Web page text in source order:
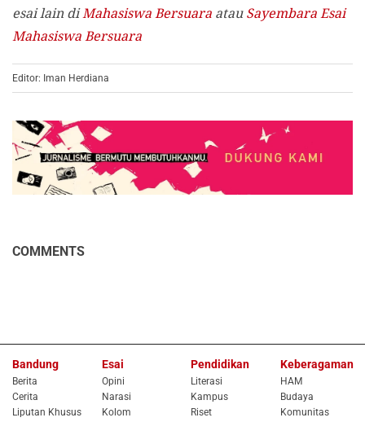
esai lain diMahasiswa Bersuara atauSayembara Esai
Mahasiswa Bersuara
Editor: Iman Herdiana
COMMENTS
Bandung
Berita
Cerita
Liputan Khusus
Esai
Opini
Narasi
Kolom
Pendidikan
Literasi
Kampus
Riset
Keberagaman
HAM
Budaya
Komunitas